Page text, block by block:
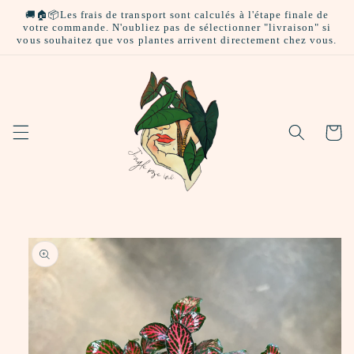
passer
au
contenu
🚚🏠📦Les frais de transport sont calculés à l'étape finale de
votre commande. N'oubliez pas de sélectionner "livraison" si
vous souhaitez que vos plantes arrivent directement chez vous.
Panier
Passer aux
informations
produits